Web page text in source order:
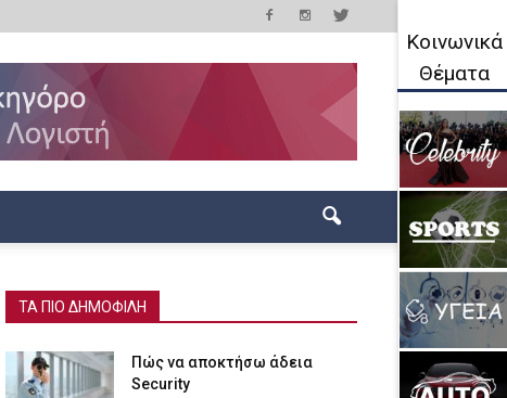
ΤΑ ΠΙΟ ΔΗΜΟΦΙΛΗ
Πώς να αποκτήσω άδεια
Security
Κοινωνικά
Θέματα